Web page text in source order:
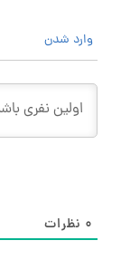
وارد شدن
۰ نظرات